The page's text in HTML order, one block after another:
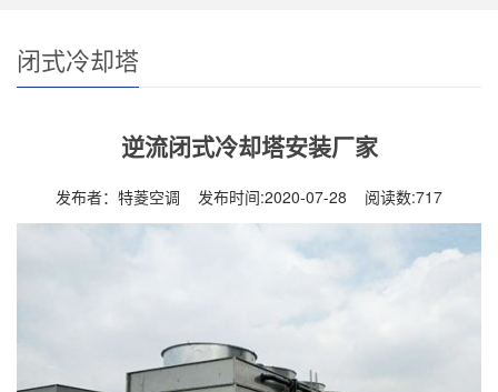
闭式冷却塔
逆流闭式冷却塔安装厂家
发布者：特菱空调 发布时间:2020-07-28 阅读数:717